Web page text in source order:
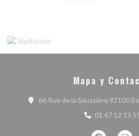
Mapa y
66 Rue de la Saussière 92100
01 47 12 13